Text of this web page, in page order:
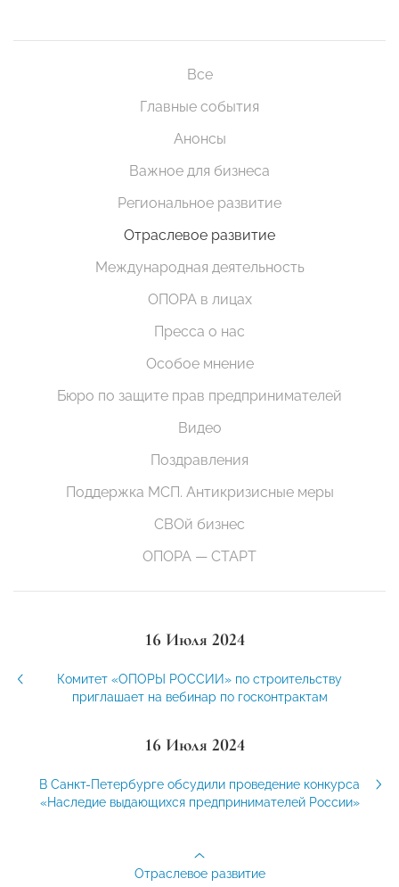
Все
Главные события
Анонсы
Важное для бизнеса
Региональное развитие
Отраслевое развитие
Международная деятельность
ОПОРА в лицах
Пресса о нас
Особое мнение
Бюро по защите прав предпринимателей
Видео
Поздравления
Поддержка МСП. Антикризисные меры
СВОй бизнес
ОПОРА — СТАРТ
16 Июля 2024
Комитет «ОПОРЫ РОССИИ» по строительству
приглашает на вебинар по госконтрактам
16 Июля 2024
В Санкт-Петербурге обсудили проведение конкурса
«Наследие выдающихся предпринимателей России»
Отраслевое развитие